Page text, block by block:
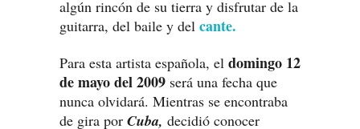
algún rincón de su tierra y disfrutar de la
guitarra, del baile y del cante.
Para esta artista española, el domingo 12
de mayo del 2009 será una fecha que
nunca olvidará. Mientras se encontraba
de gira por Cuba, decidió conocer